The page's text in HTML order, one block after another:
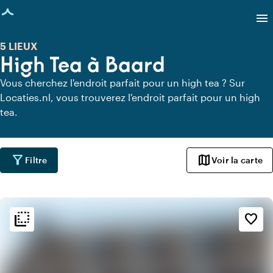
chargée
menu
High Tea à Baard
5 LIEUX
Vous cherchez l'endroit parfait pour un high tea ? Sur
Locaties.nl, vous trouverez l'endroit parfait pour un high
tea.
filter_alt Filtre mapVoir la carte
flip_to_back favorite_border
flip_to_back Ambiance
beach_access
Bohème / Ibiza